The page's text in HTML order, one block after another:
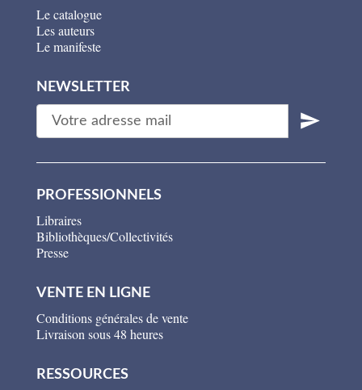
Le catalogue
Les auteurs
Le manifeste
NEWSLETTER
PROFESSIONNELS
Libraires
Bibliothèques/Collectivités
Presse
VENTE EN LIGNE
Conditions générales de vente
Livraison sous 48 heures
RESSOURCES